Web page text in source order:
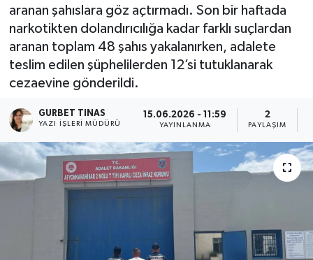
aranan şahıslara göz açtırmadı. Son bir haftada
narkotikten dolandırıcılığa kadar farklı suçlardan
aranan toplam 48 şahıs yakalanırken, adalete
teslim edilen şüphelilerden 12’si tutuklanarak
cezaevine gönderildi.
GURBET TINAS
YAZI İŞLERI MÜDÜRÜ
15.06.2026 - 11:59
YAYINLANMA
2
PAYLAŞIM
Teknoloji
Kültür - Sanat
Yaşam
Haber Arşivi